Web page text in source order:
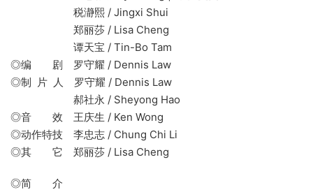
税瀞熙 / Jingxi Shui
郑丽莎 / Lisa Cheng
谭天宝 / Tin-Bo Tam
◎编 剧 罗守耀 / Dennis Law
◎制 片 人 罗守耀 / Dennis Law
郝社永 / Sheyong Hao
◎音 效 王庆生 / Ken Wong
◎动作特技 李忠志 / Chung Chi Li
◎其 它 郑丽莎 / Lisa Cheng
◎简 介